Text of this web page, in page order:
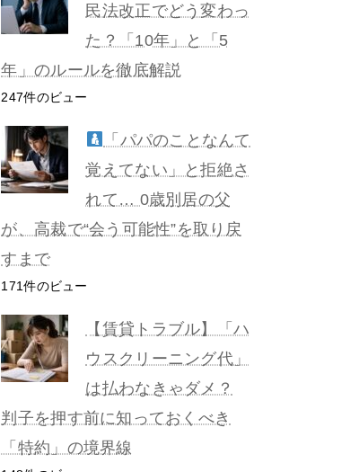
民法改正でどう変わっ
た？「10年」と「5
年」のルールを徹底解説
247件のビュー
「パパのことなんて
覚えてない」と拒絶さ
れて… 0歳別居の父
が、高裁で“会う可能性”を取り戻
すまで
171件のビュー
【賃貸トラブル】「ハ
ウスクリーニング代」
は払わなきゃダメ？
判子を押す前に知っておくべき
「特約」の境界線